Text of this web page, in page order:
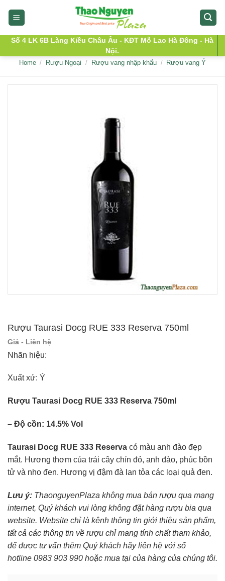
Số 4 LK 6B Làng Kiều Châu Âu - KĐT Mỗ Lao Hà Đông - Hà
Nội.
Home / Rượu Ngoại / Rượu vang nhập khẩu / Rượu vang Ý
Rượu Taurasi Docg RUE 333 Reserva 750ml
Giá - Liên hệ
Nhãn hiệu:
Xuất xứ: Ý
Rượu Taurasi Docg RUE 333 Reserva 750ml
– Độ cồn: 14.5% Vol
Taurasi Docg RUE 333 Reserva có màu anh đào đẹp
mắt. Hương thơm của trái cây chín đỏ, anh đào, phúc bồn
tử và nho đen. Hương vị đậm đà lan tỏa các loại quả đen.
Lưu ý: ThaonguyenPlaza không mua bán rượu qua mạng
internet, Quý khách vui lòng không đặt hàng rượu bia qua
website. Website chỉ là kênh thông tin giới thiệu sản phẩm,
tất cả các thông tin về rượu chỉ mang tính chất tham khảo,
để được tư vấn thêm Quý khách hãy liên hệ với số
hotline 0983 903 990 hoặc mua tại của hàng của chúng tôi.